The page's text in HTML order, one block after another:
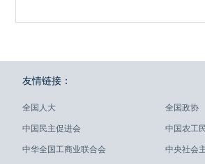
友情链接：
全国人大
中国民主促进会
中华全国工商业联合会
全国政协
中国农工
中央社会